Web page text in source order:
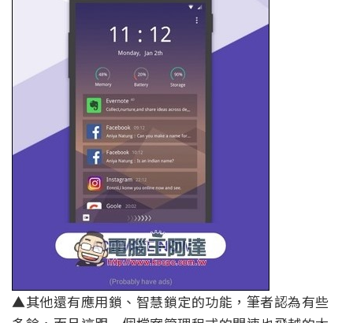
▲其他還有應用鎖、智慧鎖定的功能，筆者認為有些